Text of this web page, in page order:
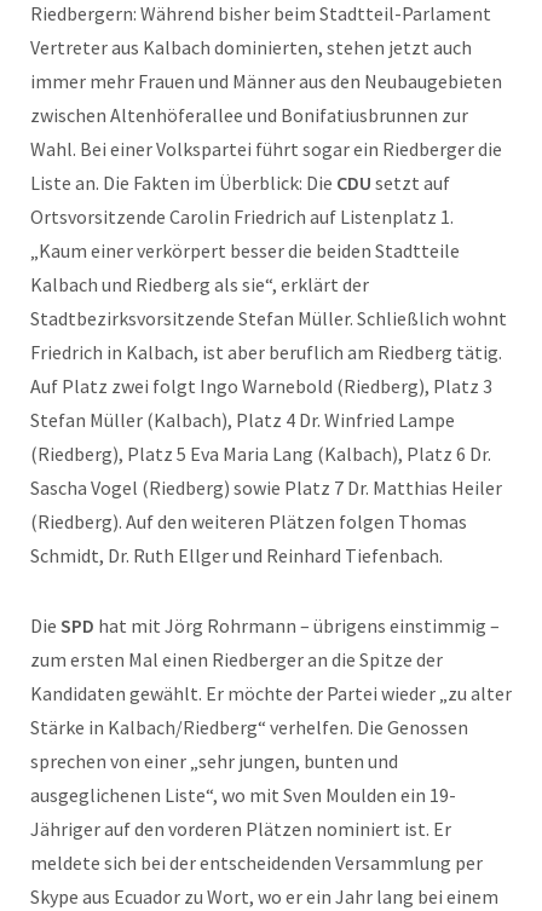
Riedbergern: Während bisher beim Stadtteil-Parlament
Vertreter aus Kalbach dominierten, stehen jetzt auch
immer mehr Frauen und Männer aus den Neubaugebieten
zwischen Altenhöferallee und Bonifatiusbrunnen zur
Wahl. Bei einer Volkspartei führt sogar ein Riedberger die
Liste an. Die Fakten im Überblick: Die CDU setzt auf
Ortsvorsitzende Carolin Friedrich auf Listenplatz 1.
„Kaum einer verkörpert besser die beiden Stadtteile
Kalbach und Riedberg als sie“, erklärt der
Stadtbezirksvorsitzende Stefan Müller. Schließlich wohnt
Friedrich in Kalbach, ist aber beruflich am Riedberg tätig.
Auf Platz zwei folgt Ingo Warnebold (Riedberg), Platz 3
Stefan Müller (Kalbach), Platz 4 Dr. Winfried Lampe
(Riedberg), Platz 5 Eva Maria Lang (Kalbach), Platz 6 Dr.
Sascha Vogel (Riedberg) sowie Platz 7 Dr. Matthias Heiler
(Riedberg). Auf den weiteren Plätzen folgen Thomas
Schmidt, Dr. Ruth Ellger und Reinhard Tiefenbach.
Die SPD hat mit Jörg Rohrmann – übrigens einstimmig –
zum ersten Mal einen Riedberger an die Spitze der
Kandidaten gewählt. Er möchte der Partei wieder „zu alter
Stärke in Kalbach/Riedberg“ verhelfen. Die Genossen
sprechen von einer „sehr jungen, bunten und
ausgeglichenen Liste“, wo mit Sven Moulden ein 19-
Jähriger auf den vorderen Plätzen nominiert ist. Er
meldete sich bei der entscheidenden Versammlung per
Skype aus Ecuador zu Wort, wo er ein Jahr lang bei einem